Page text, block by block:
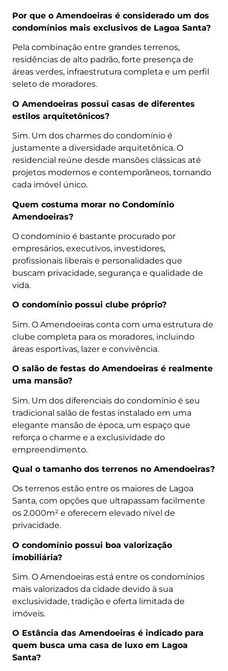
Por que o Amendoeiras é considerado um dos
condomínios mais exclusivos de Lagoa Santa?
Pela combinação entre grandes terrenos,
residências de alto padrão, forte presença de
áreas verdes, infraestrutura completa e um perfil
seleto de moradores.
O Amendoeiras possui casas de diferentes
estilos arquitetônicos?
Sim. Um dos charmes do condomínio é
justamente a diversidade arquitetônica. O
residencial reúne desde mansões clássicas até
projetos modernos e contemporâneos, tornando
cada imóvel único.
Quem costuma morar no Condomínio
Amendoeiras?
O condomínio é bastante procurado por
empresários, executivos, investidores,
profissionais liberais e personalidades que
buscam privacidade, segurança e qualidade de
vida.
O condomínio possui clube próprio?
Sim. O Amendoeiras conta com uma estrutura de
clube completa para os moradores, incluindo
áreas esportivas, lazer e convivência.
O salão de festas do Amendoeiras é realmente
uma mansão?
Sim. Um dos diferenciais do condomínio é seu
tradicional salão de festas instalado em uma
elegante mansão de época, um espaço que
reforça o charme e a exclusividade do
empreendimento.
Qual o tamanho dos terrenos no Amendoeiras?
Os terrenos estão entre os maiores de Lagoa
Santa, com opções que ultrapassam facilmente
os 2.000m² e oferecem elevado nível de
privacidade.
O condomínio possui boa valorização
imobiliária?
Sim. O Amendoeiras está entre os condomínios
mais valorizados da cidade devido à sua
exclusividade, tradição e oferta limitada de
imóveis.
O Estância das Amendoeiras é indicado para
quem busca uma casa de luxo em Lagoa
Santa?